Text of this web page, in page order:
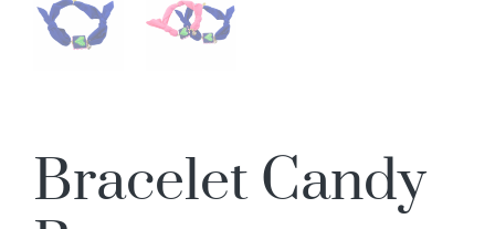
Bracelet Candy